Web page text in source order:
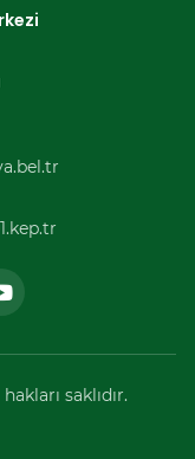
saklıdır.